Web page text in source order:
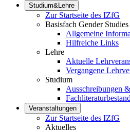
Studium&Lehre
Zur Startseite des IZfG
Basisfach Gender Studies
Allgemeine
Hilfreiche Links
Lehre
Aktuelle
Vergangene
Studium
Ausschreibungen
Fachliteraturbestand
Veranstaltungen
Zur Startseite des IZfG
Aktuelles